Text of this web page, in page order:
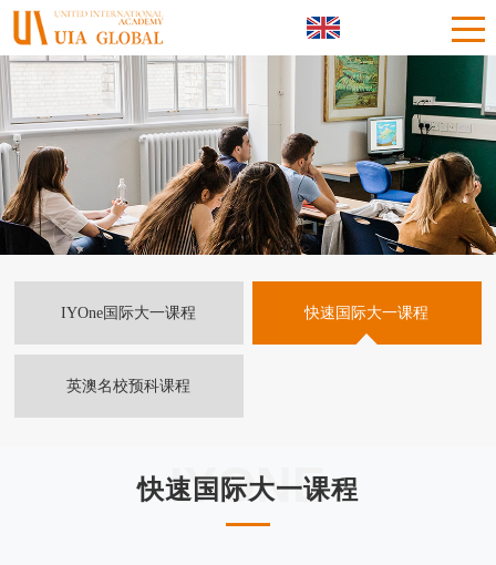
IYOne国际大一课程 快速国际大一课程
英澳名校预科课程
IYONE
快速国际大一课程